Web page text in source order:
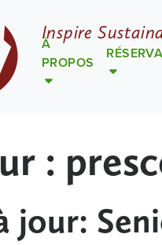
Inspire
À
PROPOS
:
jour: